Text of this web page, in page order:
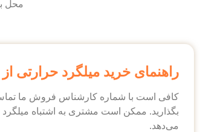
محل
راهنمای خرید میلگرد حرارتی
کافی است با شماره کارشناس فروش ما
بگذارید. ممکن است مشتری به اشتباه میلگرد
می‌دهد.